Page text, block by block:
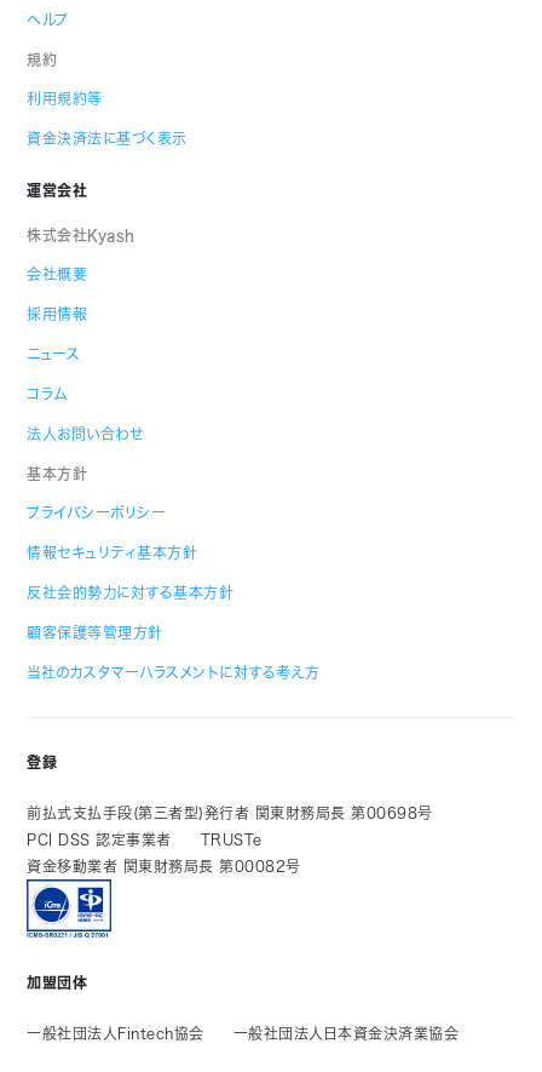
ヘルプ
規約
利用規約等
資金決済法に基づく表示
運営会社
株式会社Kyash
会社概要
採用情報
ニュース
コラム
法人お問い合わせ
基本方針
プライバシーポリシー
情報セキュリティ基本方針
反社会的勢力に対する基本方針
顧客保護等管理方針
当社のカスタマーハラスメントに対する考え方
登録
前払式支払手段(第三者型)発行者 関東財務局長 第00698号
PCI DSS 認定事業者
TRUSTe
資金移動業者 関東財務局長 第00082号
加盟団体
一般社団法人Fintech協会 一般社団法人日本資金決済業協会